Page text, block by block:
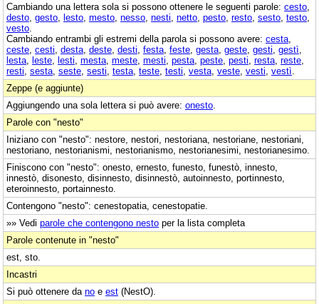
Cambiando una lettera sola si possono ottenere le seguenti parole: cesto
desto gesto lesto mesto nesso nesti netto pesto resto sesto testo
vesto
Cambiando entrambi gli estremi della parola si possono avere: cesta
ceste cesti desta deste desti festa feste gesta geste gesti gestì
lesta leste lesti mesta meste mesti pesta peste pesti resta reste
resti sesta seste sesti testa teste testi vesta veste vesti vestì
Zeppe (e aggiunte)
Aggiungendo una sola lettera si può avere: onesto
Parole con "nesto"
Iniziano con "nesto": nestore, nestori, nestoriana, nestoriane, nestoriani,
nestoriano, nestorianismi, nestorianismo, nestorianesimi, nestorianesimo.
Finiscono con "nesto": onesto, ernesto, funesto, funestò, innesto,
innestò, disonesto, disinnesto, disinnestò, autoinnesto, portinnesto,
eteroinnesto, portainnesto.
Contengono "nesto": cenestopatia, cenestopatie.
»» Vedi parole che contengono nesto per la lista completa
Parole contenute in "nesto"
est, sto.
Incastri
Si può ottenere da no e est (NestO).